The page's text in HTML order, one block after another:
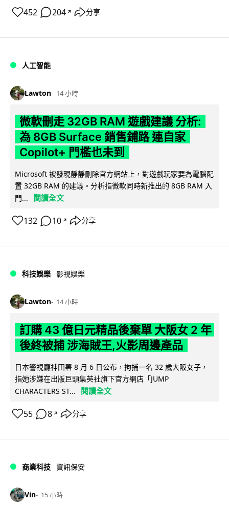
452 204 ↗ 分享
人工智能
Lawton 14 小時
微軟刪走 32GB RAM 遊戲建議 分析:
為 8GB Surface 銷售鋪路 連自家
Copilot+ 門檻也未到
Microsoft 被發現靜靜刪除官方網站上，對遊戲玩家要為電腦配
置 32GB RAM 的建議。分析指微軟同時新推出的 8GB RAM 入
門...
閱讀全文
132 10 ↗ 分享
科技娛樂 影視娛樂
Lawton 14 小時
訂購 43 億日元精品後棄單 大阪女 2 年
後終被捕 涉海賊王,火影周邊產品
日本警視廳神田署 8 月 6 日公布，拘捕一名 32 歲大阪女子，
指她涉嫌在出版巨頭集英社旗下官方網店「JUMP
CHARACTERS ST...
閱讀全文
55 8 ↗ 分享
商業科技 資訊保安
Vin 15 小時